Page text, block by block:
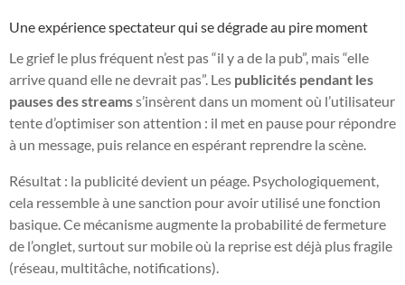
Une expérience spectateur qui se dégrade au pire moment
Le grief le plus fréquent n’est pas “il y a de la pub”, mais “elle
arrive quand elle ne devrait pas”. Les publicités pendant les
pauses des streamss’insèrent dans un moment où l’utilisateur
tente d’optimiser son attention : il met en pause pour répondre
à un message, puis relance en espérant reprendre la scène.
Résultat : la publicité devient un péage. Psychologiquement,
cela ressemble à une sanction pour avoir utilisé une fonction
basique. Ce mécanisme augmente la probabilité de fermeture
de l’onglet, surtout sur mobile où la reprise est déjà plus fragile
(réseau, multitâche, notifications).